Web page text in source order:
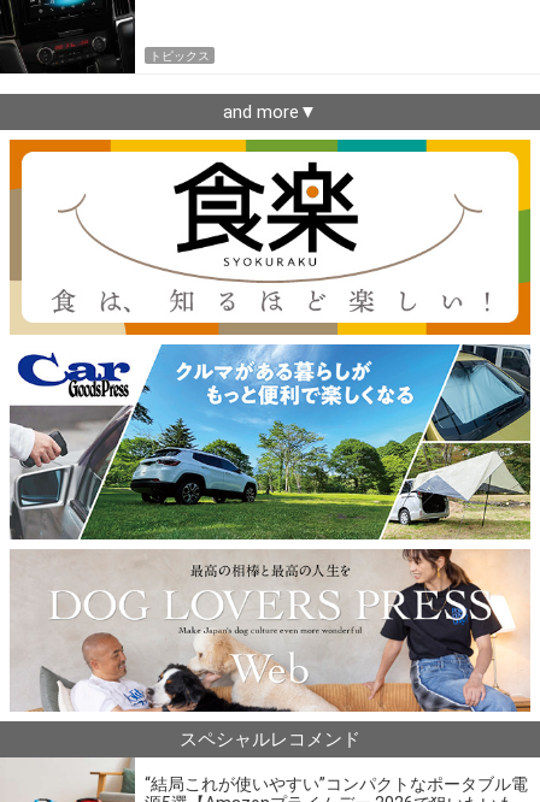
トピックス
and more▼
スペシャルレコメンド
“結局これが使いやすい”コンパクトなポータブル電